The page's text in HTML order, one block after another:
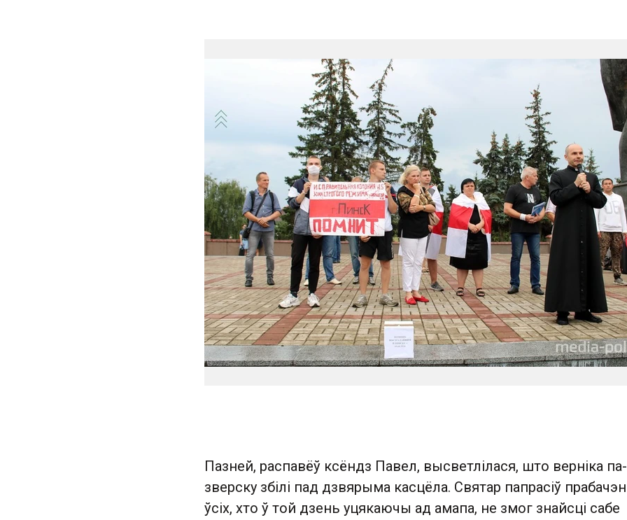
Пазней, распавёў ксёндз Павел, высветлілася, што верніка па-
зверску збілі пад дзвярыма касцёла. Святар папрасіў
ўсіх, хто ў той дзень уцякаючы ад амапа, не змог знайсці сабе